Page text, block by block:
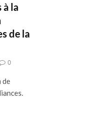
à la
de la
0
de